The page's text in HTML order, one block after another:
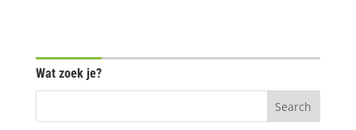
Wat zoek je?